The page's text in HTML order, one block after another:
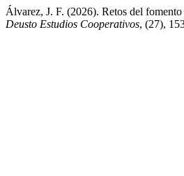
Álvarez, J. F. (2026). Retos del
Deusto Estudios Cooperativos, (27),